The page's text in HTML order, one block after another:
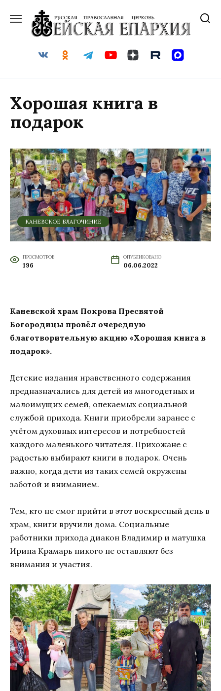
содержанию
Хорошая книга в
подарок
КАНЕВСКОЕ БЛАГОЧИНИЕ
ПРОСМОТРОВ
196
ОПУБЛИКОВАНО
06.06.2022
Каневской храм Покрова Пресвятой
Богородицы провёл очередную
благотворительную акцию «Хорошая книга в
подарок».
Детские издания нравственного содержания
предназначались для детей из многодетных и
малоимущих семей, опекаемых социальной
службой прихода. Книги приобрели заранее с
учётом духовных интересов и потребностей
каждого маленького читателя. Прихожане с
радостью выбирают книги в подарок. Очень
важно, когда дети из таких семей окружены
заботой и вниманием.
Тем, кто не смог прийти в этот воскресный день в
храм, книги вручили дома. Социальные
работники прихода диакон Владимир и матушка
Ирина Крамарь никого не оставляют без
внимания и участия.